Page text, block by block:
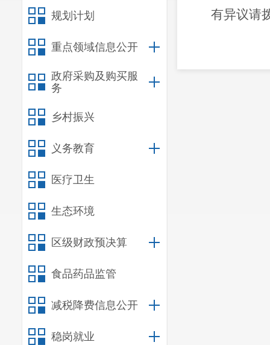
规划计划
重点领域信息公开
政府采购及购买服
务
乡村振兴
义务教育
医疗卫生
生态环境
区级财政预决算
食品药品监管
减税降费信息公开
稳岗就业
有异议请